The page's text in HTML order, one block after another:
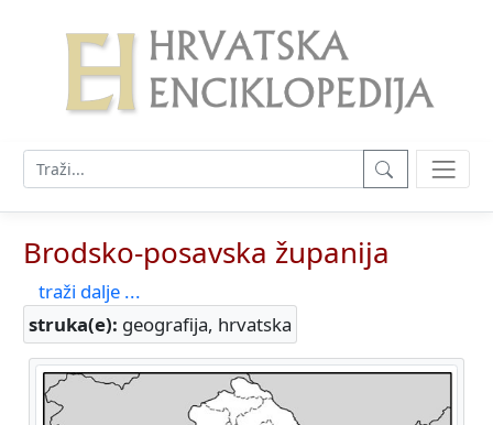
Brodsko-posavska županija
traži dalje ...
struka(e): geografija, hrvatska